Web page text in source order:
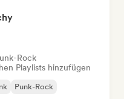
Rock
Playlists hinzufügen
Punk-Rock